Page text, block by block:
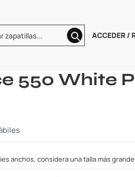
ACCEDER /
550 White
anchos, considera una talla más